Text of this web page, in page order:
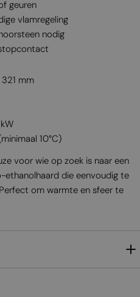
geuren
vlamregeling
nodig
mm
10°C)
voor wie op zoek is naar een
ethanolhaard die eenvoudig te
om warmte en sfeer te